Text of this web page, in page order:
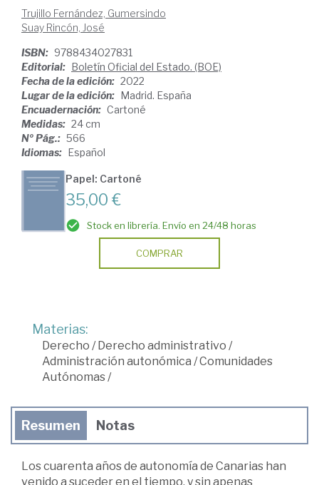
Trujillo Fernández, Gumersindo
Suay Rincón, José
ISBN: 9788434027831
Editorial: Boletín Oficial del Estado. (BOE)
Fecha de la edición: 2022
Lugar de la edición: Madrid. España
Encuadernación: Cartoné
Medidas: 24 cm
Nº Pág.: 566
Idiomas: Español
Papel: Cartoné
35,00 €
Stock en librería. Envío en 24/48 horas
COMPRAR
Materias:
Derecho /Derecho administrativo /
Administración autonómica /Comunidades
Autónomas/
Resumen Notas
Los cuarenta años de autonomía de Canarias han
venido a suceder en el tiempo, y sin apenas